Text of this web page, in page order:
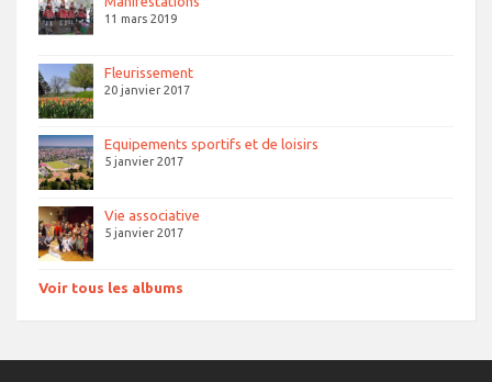
11 mars 2019
Fleurissement
20 janvier 2017
Equipements sportifs et de loisirs
5 janvier 2017
Vie associative
5 janvier 2017
Voir tous les albums